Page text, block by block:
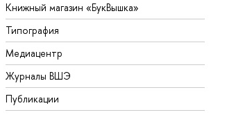
Книжный магазин «БукВышка»
Типография
Медиацентр
Журналы ВШЭ
Публикации